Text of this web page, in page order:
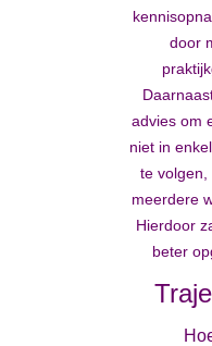
door
advies om
niet in
te
meerdere
Hierdoor
beter